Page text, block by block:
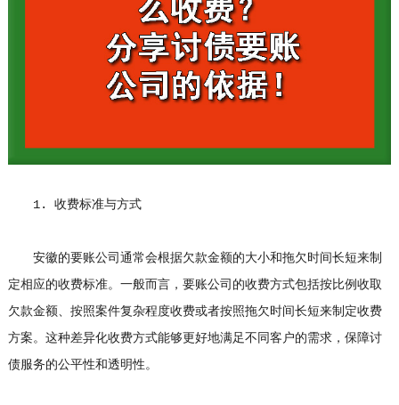
1. 收费标准与方式
安徽的要账公司通常会根据欠款金额的大小和拖欠时间长短来制
定相应的收费标准。一般而言，要账公司的收费方式包括按比例收取
欠款金额、按照案件复杂程度收费或者按照拖欠时间长短来制定收费
方案。这种差异化收费方式能够更好地满足不同客户的需求，保障讨
债服务的公平性和透明性。